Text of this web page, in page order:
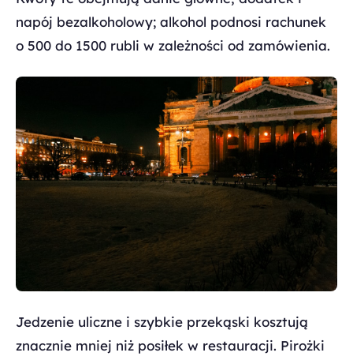
napój bezalkoholowy; alkohol podnosi rachunek
o 500 do 1500 rubli w zależności od zamówienia.
Jedzenie uliczne i szybkie przekąski kosztują
znacznie mniej niż posiłek w restauracji. Pirożki